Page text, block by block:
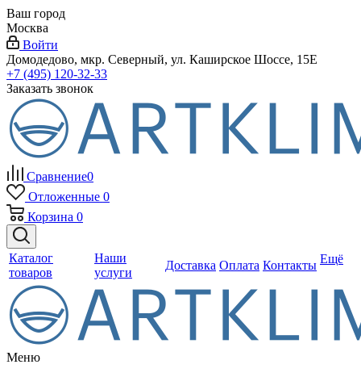
Ваш город
Москва
Войти
Домодедово, мкр. Северный, ул. Каширское Шоссе, 15Е
+7 (495) 120-32-33
Заказать звонок
Сравнение0
Отложенные 0
Корзина 0
Каталог
товаров
Наши
услуги
Доставка Оплата Контакты Ещё
Меню